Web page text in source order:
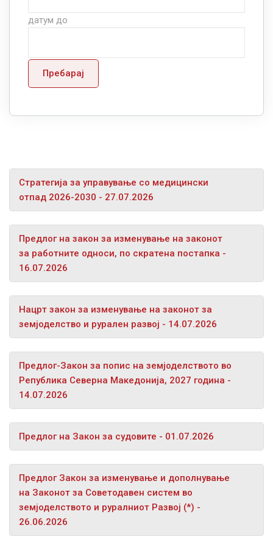
датум до
Пребарај
Стратегија за управување со медицински
отпад 2026-2030 - 27.07.2026
Предлог на закон за изменување на законот
за работните односи, по скратена постапка -
16.07.2026
Нацрт закон за изменување на законот за
земјоделство и рурален развој - 14.07.2026
Предлог-Закон за попис на земјоделството во
Република Северна Македонија, 2027 година -
14.07.2026
Предлог на Закон за судовите - 01.07.2026
Предлог Закон за изменување и дополнување
на Законот за Советодавен систем во
земјоделството и руралниот Развој (*) -
26.06.2026